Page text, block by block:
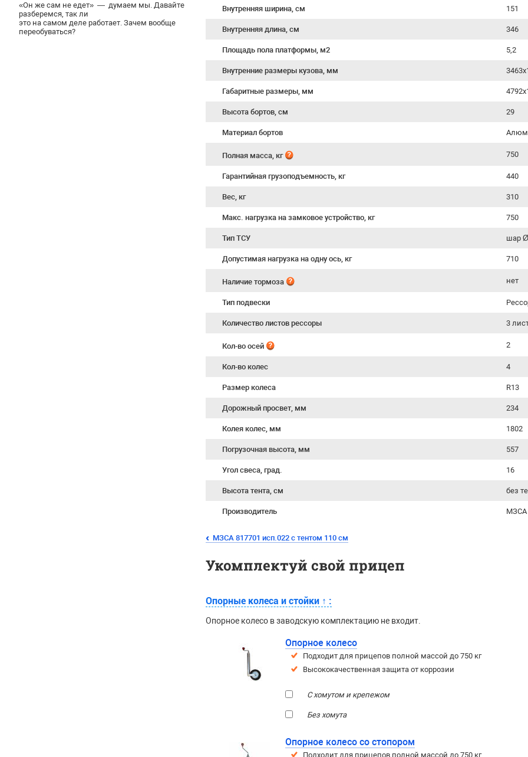
Внутренняя ширина, см 151
Внутренняя длина, см 346
Площадь пола платформы, м2 5,2
Внутренние размеры кузова, мм
Габаритные размеры, мм
Высота бортов, см 29
Материал бортов
Полная масса, кг 750
Гарантийная грузоподъемность, кг 440
Вес, кг 310
Макс. нагрузка на замковое устройство, кг 750
Тип ТСУ шар
Допустимая нагрузка на одну ось, кг 710
Наличие тормоза нет
Тип подвески
Количество листов рессоры 3
Кол-во осей 2
Кол-во колес 4
Размер колеса R13
Дорожный просвет, мм 234
Колея колес, мм 1802
Погрузочная высота, мм 557
Угол свеса, град. 16
Высота тента, см без
Производитель МЗСА
МЗСА 817701 исп.022 с тентом 110 см
Укомплектуй свой прицеп
Опорные колеса и стойки ↑ :
Опорное колесо в заводскую комплектацию не входит.
Опорное колесо
Подходит для прицепов полной массой до 750 кг
Высококачественная защита от коррозии
С хомутом и крепежом
Без хомута
Опорное колесо со стопором
Подходит для прицепов полной массой до 750 кг
«Он же сам не едет» — думаем мы. Давайте
разберемся, так ли
это на самом деле работает. Зачем вообще
переобуваться?